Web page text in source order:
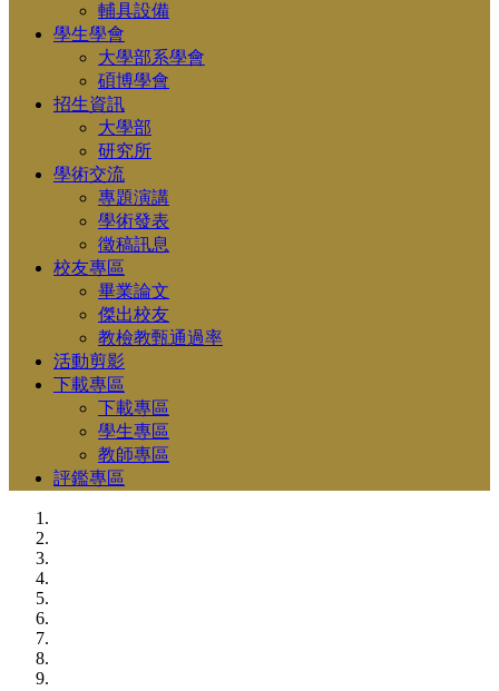
輔具設備
學生學會
大學部系學會
碩博學會
招生資訊
大學部
研究所
學術交流
專題演講
學術發表
徵稿訊息
校友專區
畢業論文
傑出校友
教檢教甄通過率
活動剪影
下載專區
下載專區
學生專區
教師專區
評鑑專區